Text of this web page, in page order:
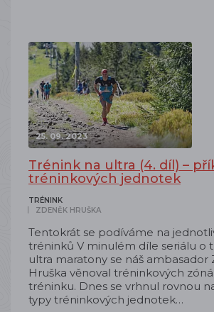
25. 09. 2023
Trénink na ultra (4. díl) –
tréninkových jednotek
TRÉNINK
ZDENĚK HRUŠKA
Tentokrát se podíváme na
tréninků V minulém díle seriálu o
ultra maratony se náš ambasador
Hruška věnoval tréninkových
tréninku. Dnes se vrhnul rovnou
typy tréninkových jednotek…